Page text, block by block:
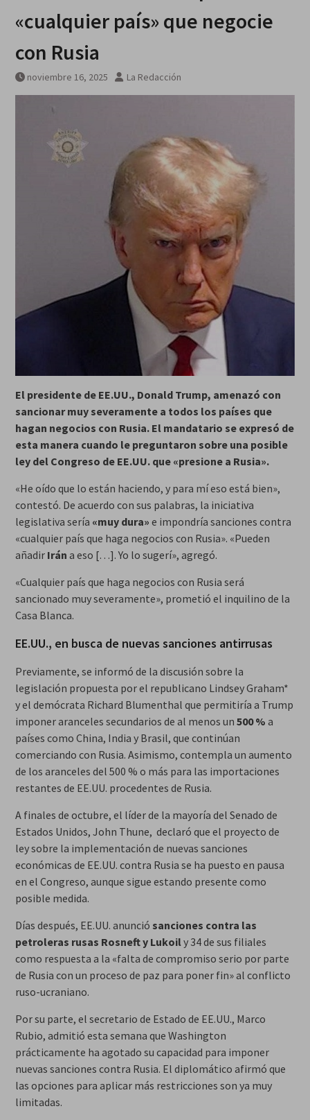
agosto
«cualquier país» que negocie
con Rusia
noviembre 16, 2025 La Redacción
El presidente de EE.UU., Donald Trump, amenazó con
sancionar muy severamente a todos los países que
hagan negocios con Rusia. El mandatario se expresó de
esta manera cuando le preguntaron sobre una posible
ley del Congreso de EE.UU. que «presione a Rusia».
«He oído que lo están haciendo, y para mí eso está bien»,
contestó. De acuerdo con sus palabras, la iniciativa
legislativa sería «muy dura» e impondría sanciones contra
«cualquier país que haga negocios con Rusia». «Pueden
añadir Irán a eso […]. Yo lo sugerí», agregó.
«Cualquier país que haga negocios con Rusia será
sancionado muy severamente», prometió el inquilino de la
Casa Blanca.
EE.UU., en busca de nuevas sanciones antirrusas
Previamente, se informó de la discusión sobre la
legislación propuesta por el republicano Lindsey Graham*
y el demócrata Richard Blumenthal que permitiría a Trump
imponer aranceles secundarios de al menos un 500 % a
países como China, India y Brasil, que continúan
comerciando con Rusia. Asimismo, contempla un aumento
de los aranceles del 500 % o más para las importaciones
restantes de EE.UU. procedentes de Rusia.
A finales de octubre, el líder de la mayoría del Senado de
Estados Unidos, John Thune, declaró que el proyecto de
ley sobre la implementación de nuevas sanciones
económicas de EE.UU. contra Rusia se ha puesto en pausa
en el Congreso, aunque sigue estando presente como
posible medida.
Días después, EE.UU. anunció sanciones contra las
petroleras rusas Rosneft y Lukoil y 34 de sus filiales
como respuesta a la «falta de compromiso serio por parte
de Rusia con un proceso de paz para poner fin» al conflicto
ruso-ucraniano.
Por su parte, el secretario de Estado de EE.UU., Marco
Rubio, admitió esta semana que Washington
prácticamente ha agotado su capacidad para imponer
nuevas sanciones contra Rusia. El diplomático afirmó que
las opciones para aplicar más restricciones son ya muy
limitadas.